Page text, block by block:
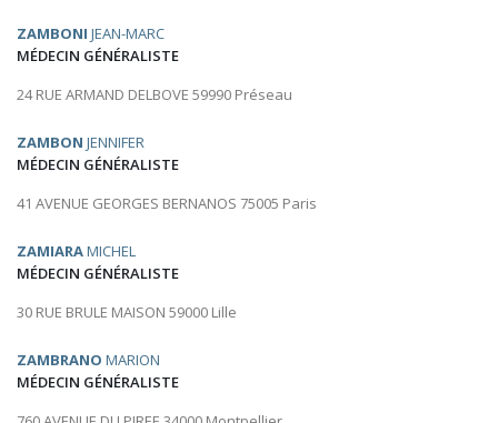
ZAMBONI JEAN-MARC
MÉDECIN GÉNÉRALISTE
24 RUE ARMAND DELBOVE 59990 Préseau
ZAMBON JENNIFER
MÉDECIN GÉNÉRALISTE
41 AVENUE GEORGES BERNANOS 75005 Paris
ZAMIARAMICHEL
MÉDECIN GÉNÉRALISTE
30 RUE BRULE MAISON 59000 Lille
ZAMBRANO MARION
MÉDECIN GÉNÉRALISTE